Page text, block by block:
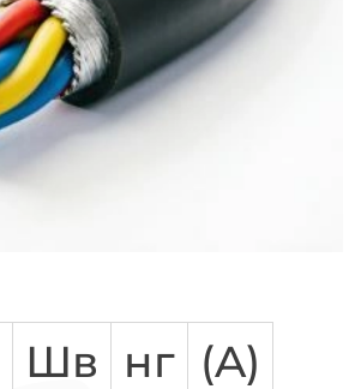
Шв нг (A)